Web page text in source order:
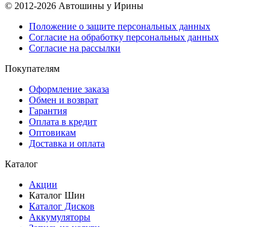
© 2012-2026 Автошины у Ирины
Положение о защите персональных данных
Согласие на обработку персональных данных
Согласие на рассылки
Покупателям
Оформление заказа
Обмен и возврат
Гарантия
Оплата в кредит
Оптовикам
Доставка и оплата
Каталог
Акции
Каталог Шин
Каталог Дисков
Аккумуляторы